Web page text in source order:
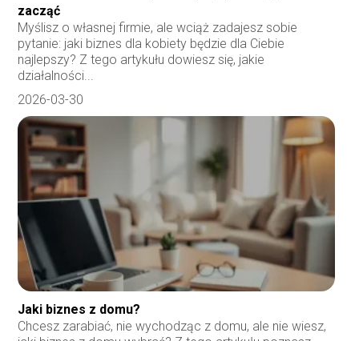
zacząć
Myślisz o własnej firmie, ale wciąż zadajesz sobie
pytanie: jaki biznes dla kobiety będzie dla Ciebie
najlepszy? Z tego artykułu dowiesz się, jakie
działalności...
2026-03-30
Jaki biznes z domu?
Chcesz zarabiać, nie wychodząc z domu, ale nie wiesz,